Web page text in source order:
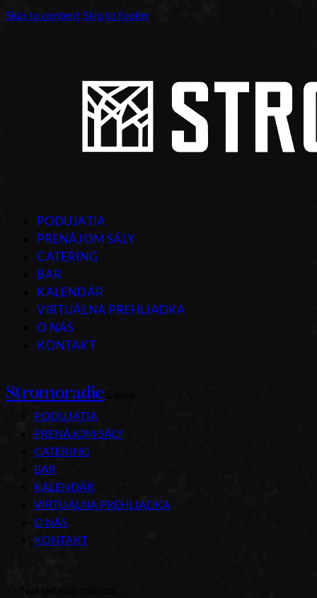
Skip to content Skip to footer
PODUJATIA
PRENÁJOM SÁLY
CATERING
BAR
KALENDÁR
VIRTUÁLNA PREHLIADKA
O NÁS
KONTAKT
Stromoradie
PODUJATIA
PRENÁJOM SÁLY
CATERING
BAR
KALENDÁR
VIRTUÁLNA PREHLIADKA
O NÁS
KONTAKT
Nakladanie zobraziť.